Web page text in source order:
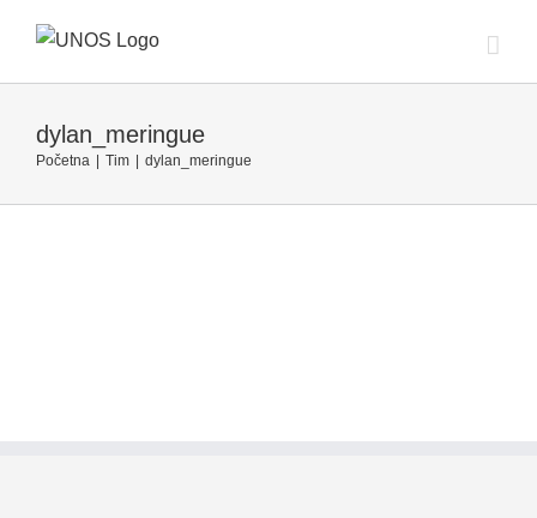
content
dylan_meringue
Početna Tim dylan_meringue